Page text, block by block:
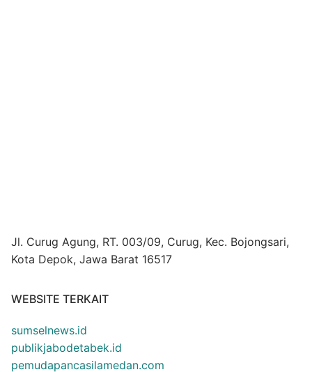
Jl. Curug Agung, RT. 003/09, Curug, Kec. Bojongsari,
Kota Depok, Jawa Barat 16517
WEBSITE TERKAIT
sumselnews.id
publikjabodetabek.id
pemudapancasilamedan.com